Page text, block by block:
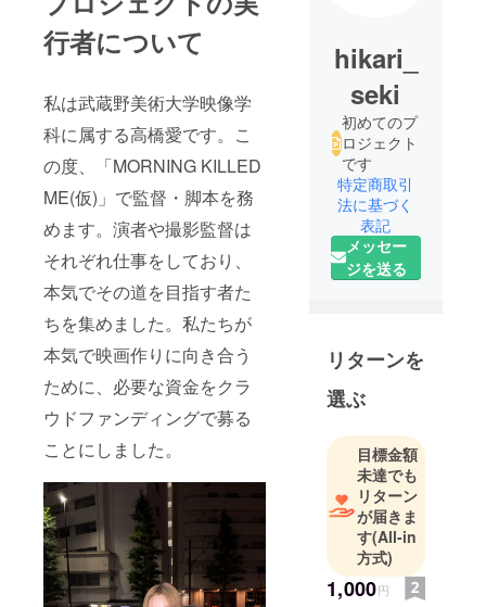
行者について
私は武蔵野美術大学映像学
科に属する高橋愛です。こ
の度、「MORNING KILLED
ME(仮)」で監督・脚本を務
めます。演者や撮影監督は
それぞれ仕事をしており、
本気でその道を目指す者た
ちを集めました。私たちが
本気で映画作りに向き合う
ために、必要な資金をクラ
ウドファンディングで募る
ことにしました。
hikari_
seki
初めてのプ
ロジェクト
です
特定商取引
法に基づく
表記
メッセー
ジを送る
リターンを
選ぶ
目標金額
未達でも
リターン
が届きま
す(All-in
方式)
1,000円